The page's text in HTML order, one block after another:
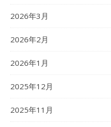
2026年3月
2026年2月
2026年1月
2025年12月
2025年11月